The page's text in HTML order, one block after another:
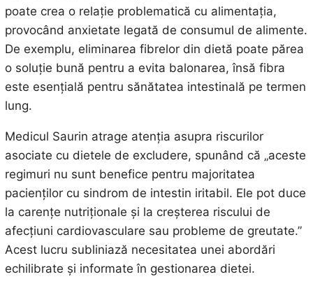
poate crea o relație problematică cu alimentația,
provocând anxietate legată de consumul de alimente.
De exemplu, eliminarea fibrelor din dietă poate părea
o soluție bună pentru a evita balonarea, însă fibra
este esențială pentru sănătatea intestinală pe termen
lung.
Medicul Saurin atrage atenția asupra riscurilor
asociate cu dietele de excludere, spunând că „aceste
regimuri nu sunt benefice pentru majoritatea
pacienților cu sindrom de intestin iritabil. Ele pot duce
la carențe nutriționale și la creșterea riscului de
afecțiuni cardiovasculare sau probleme de greutate.”
Acest lucru subliniază necesitatea unei abordări
echilibrate și informate în gestionarea dietei.